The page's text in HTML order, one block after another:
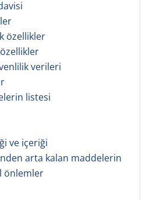
özellikler
verileri
listesi
ve içeriği
arta kalan maddelerin
önlemler